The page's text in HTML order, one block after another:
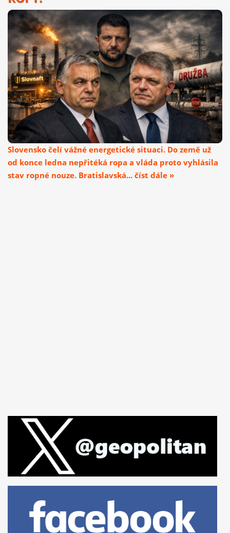
Slovensko čelí vážné energetické situaci. Do země už
od konce ledna nepřitéká ropa a vláda proto vyhlásila
stav ropné nouze. Bratislavská... číst dále »